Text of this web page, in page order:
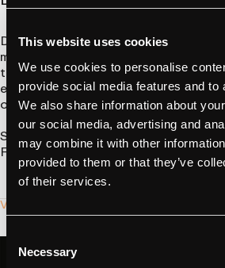
This website uses cookies
We use cookies to personalise
provide social media features and to
We also share information about
our social media, advertising and
may combine it with other
provided to them or that they’ve
of their services.
Consent
Selection
Necessary
Den här berättelsen från Godalen
mellan utbildning och näringsliv kan
teknik som formar framtiden. Kanske
en dag att utveckla nästa stora
och laddning av elbilar.
Studenterna använde enamina S
Följ oss påLinkedIn
Vill du arbeta med oss?